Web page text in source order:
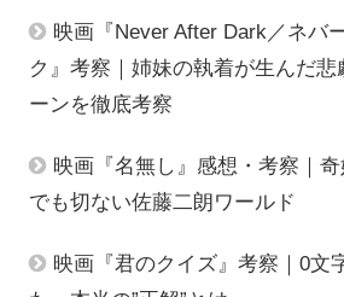
映画『Never After Dark／ネバ
ク』考察｜姉妹の執着が生んだ
ーンを徹底考察
映画『名無し』感想・考察｜
でも切ない佐藤二朗ワールド
映画『君のクイズ』考察｜0文